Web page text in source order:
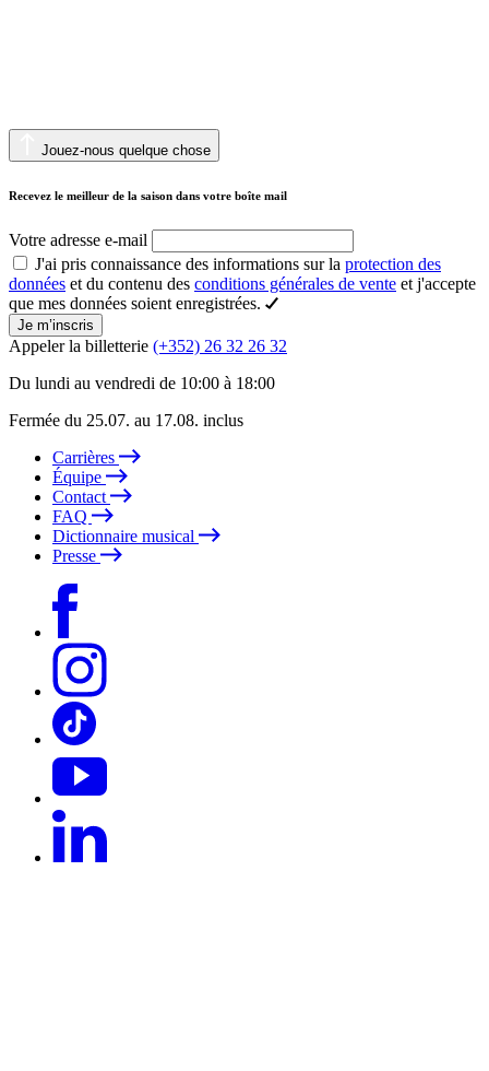
Jouez-nous quelque chose
Recevez le meilleur de la saison dans votre boîte mail
Votre adresse e-mail
J'ai pris connaissance des informations sur la protection des
données et du contenu des conditions générales de vente et j'accepte
que mes données soient enregistrées.
Je m’inscris
Appeler la billetterie (+352) 26 32 26 32
Du lundi au vendredi de 10:00 à 18:00
Fermée du 25.07. au 17.08. inclus
Carrières
Équipe
Contact
FAQ
Dictionnaire musical
Presse